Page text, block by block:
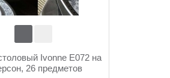
Ivonne E072 на
26 предметов